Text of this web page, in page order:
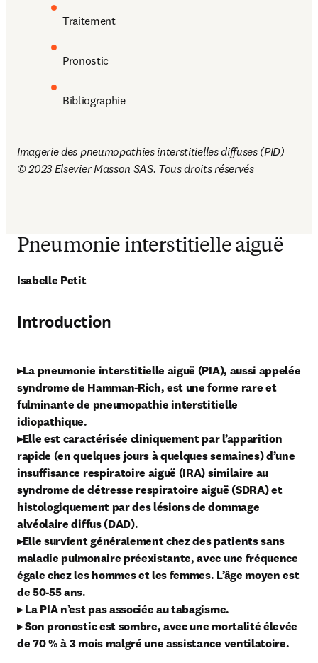
Traitement
Pronostic
Bibliographie
Imagerie des pneumopathies interstitielles diffuses (PID)
© 2023 Elsevier Masson SAS. Tous droits réservés
Pneumonie interstitielle aiguë
Isabelle Petit
Introduction
▸La pneumonie interstitielle aiguë (PIA), aussi appelée
syndrome de Hamman-Rich, est une forme rare et
fulminante de pneumopathie interstitielle
idiopathique.
▸Elle est caractérisée cliniquement par l’apparition
rapide (en quelques jours à quelques semaines) d’une
insuffisance respiratoire aiguë (IRA) similaire au
syndrome de détresse respiratoire aiguë (SDRA) et
histologiquement par des lésions de dommage
alvéolaire diffus (DAD).
▸Elle survient généralement chez des patients sans
maladie pulmonaire préexistante, avec une fréquence
égale chez les hommes et les femmes. L’âge moyen est
de 50-55 ans.
▸ La PIA n’est pas associée au tabagisme.
▸ Son pronostic est sombre, avec une mortalité élevée
de 70 % à 3 mois malgré une assistance ventilatoire.